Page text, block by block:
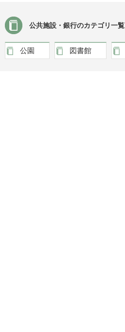
公共施設・銀行のカテゴリ一覧
公園 図書館